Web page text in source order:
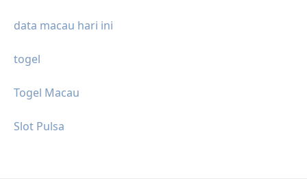
data macau hari ini
togel
Togel Macau
Slot Pulsa